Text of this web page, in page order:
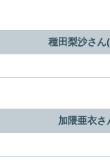
種田梨沙さん
加隈亜衣